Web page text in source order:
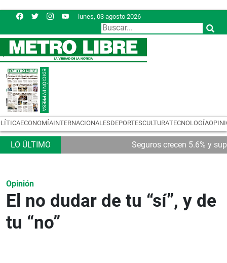
lunes, 03 agosto 2026
ECONOMÍAINTERNACIONALESDEPORTESCULTURATECNOLOGÍA
Salidas y expulsiones en Vamos
Opinión
El no dudar de tu “sí”, y de
tu “no”